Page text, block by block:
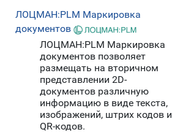
ЛОЦМАН:PLM Маркировка
документов
ЛОЦМАН:PLM Маркировка
документов позволяет
размещать на вторичном
представлении 2D-
документов различную
информацию в виде текста,
изображений, штрих кодов и
QR-кодов.